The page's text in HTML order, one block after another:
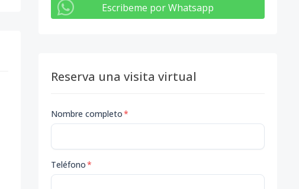
Escribeme por Whatsapp
Reserva una visita virtual
Nombre completo*
Teléfono*